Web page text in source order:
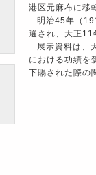
港区元麻布に移
明治45年（
選され、大正
展示資料は、
における功績を
下賜された際の